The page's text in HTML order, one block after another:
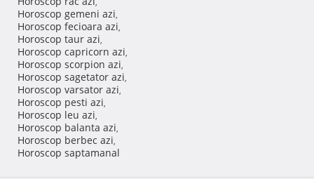
Horoscop gemeni azi,
Horoscop fecioara azi,
Horoscop taur azi,
Horoscop capricorn azi,
Horoscop scorpion azi,
Horoscop sagetator azi,
Horoscop varsator azi,
Horoscop pesti azi,
Horoscop leu azi,
Horoscop balanta azi,
Horoscop berbec azi,
Horoscop saptamanal